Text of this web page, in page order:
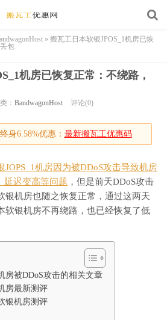
» 搬瓦工日本软银JPOS_1机房已恢
包
机房已恢复正常：不绕路，
： BandwagonHost 评论(0)
身6.58%优惠： 最新搬瓦工优惠码
JOPS_1机房因为被DDoS攻击导致机房
延迟变高等问题 ，但是前天DDoS攻击
银机房也随之恢复正常，通过这两天
软银机房不再绕路，也已经恢复了低
房被DDoS攻击的相关文章
房最新测评
银机房测评